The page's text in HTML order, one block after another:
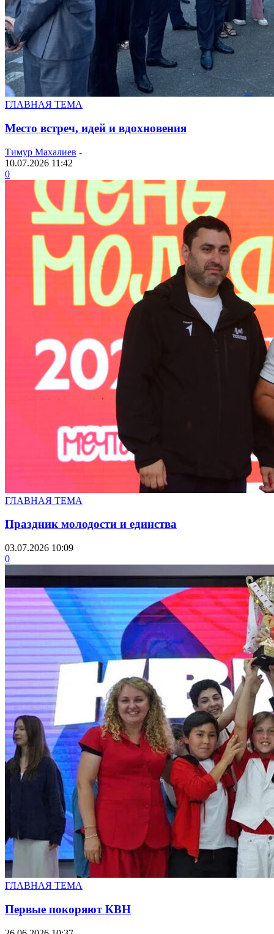
ГЛАВНАЯ ТЕМА
Место встреч, идей и вдохновения
Тимур Махалиев -
10.07.2026 11:42
0
ГЛАВНАЯ ТЕМА
Праздник молодости и единства
03.07.2026 10:09
0
ГЛАВНАЯ ТЕМА
Первые покоряют КВН